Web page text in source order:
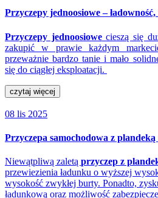
Przyczepy jednoosiowe –
Przyczepy jednoosiowecieszą się
zakupić w prawie każdym
przeważnie bardzo tanie i mało
się do ciągłej eksploatacji.
czytaj więcej
08 lis 2025
Przyczepa samochodowa z plandeką
Niewątpliwą zaletą przyczep z
przewiezienia ładunku o wyższej
wysokość zwykłej burty. Ponadto,
ładunkową oraz możliwość